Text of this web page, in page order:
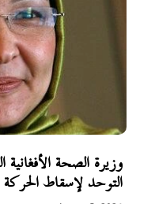
وزيرة الصحة
التوحد لإسقاط الحركة